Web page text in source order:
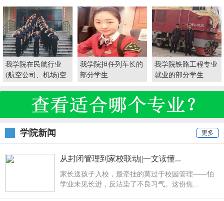
我学院在民航行业
(航空公司、机场)空
我学院担任列车长的
部分学生
我学院铁路工程专业
就业的部分学生
学院新闻 更多
从封闭管理到家校联动||一文读懂...
家长送孩子入校，最牵挂的莫过于校园管理——怕
学业未见长进，反沾染了不良习气。这份焦...